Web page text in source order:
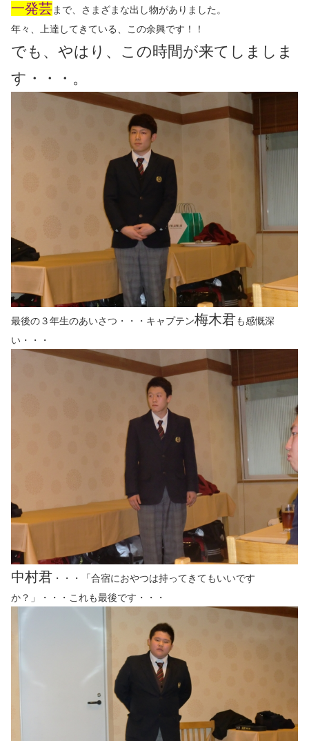
一発芸まで、さまざまな出し物がありました。
年々、上達してきている、この余興です！！
でも、やはり、この時間が来てしましま
す・・・。
最後の３年生のあいさつ・・・キャプテン梅木君も感慨深
い・・・
中村君 ・・・「合宿におやつは持ってきてもいいです
か？」・・・これも最後です・・・